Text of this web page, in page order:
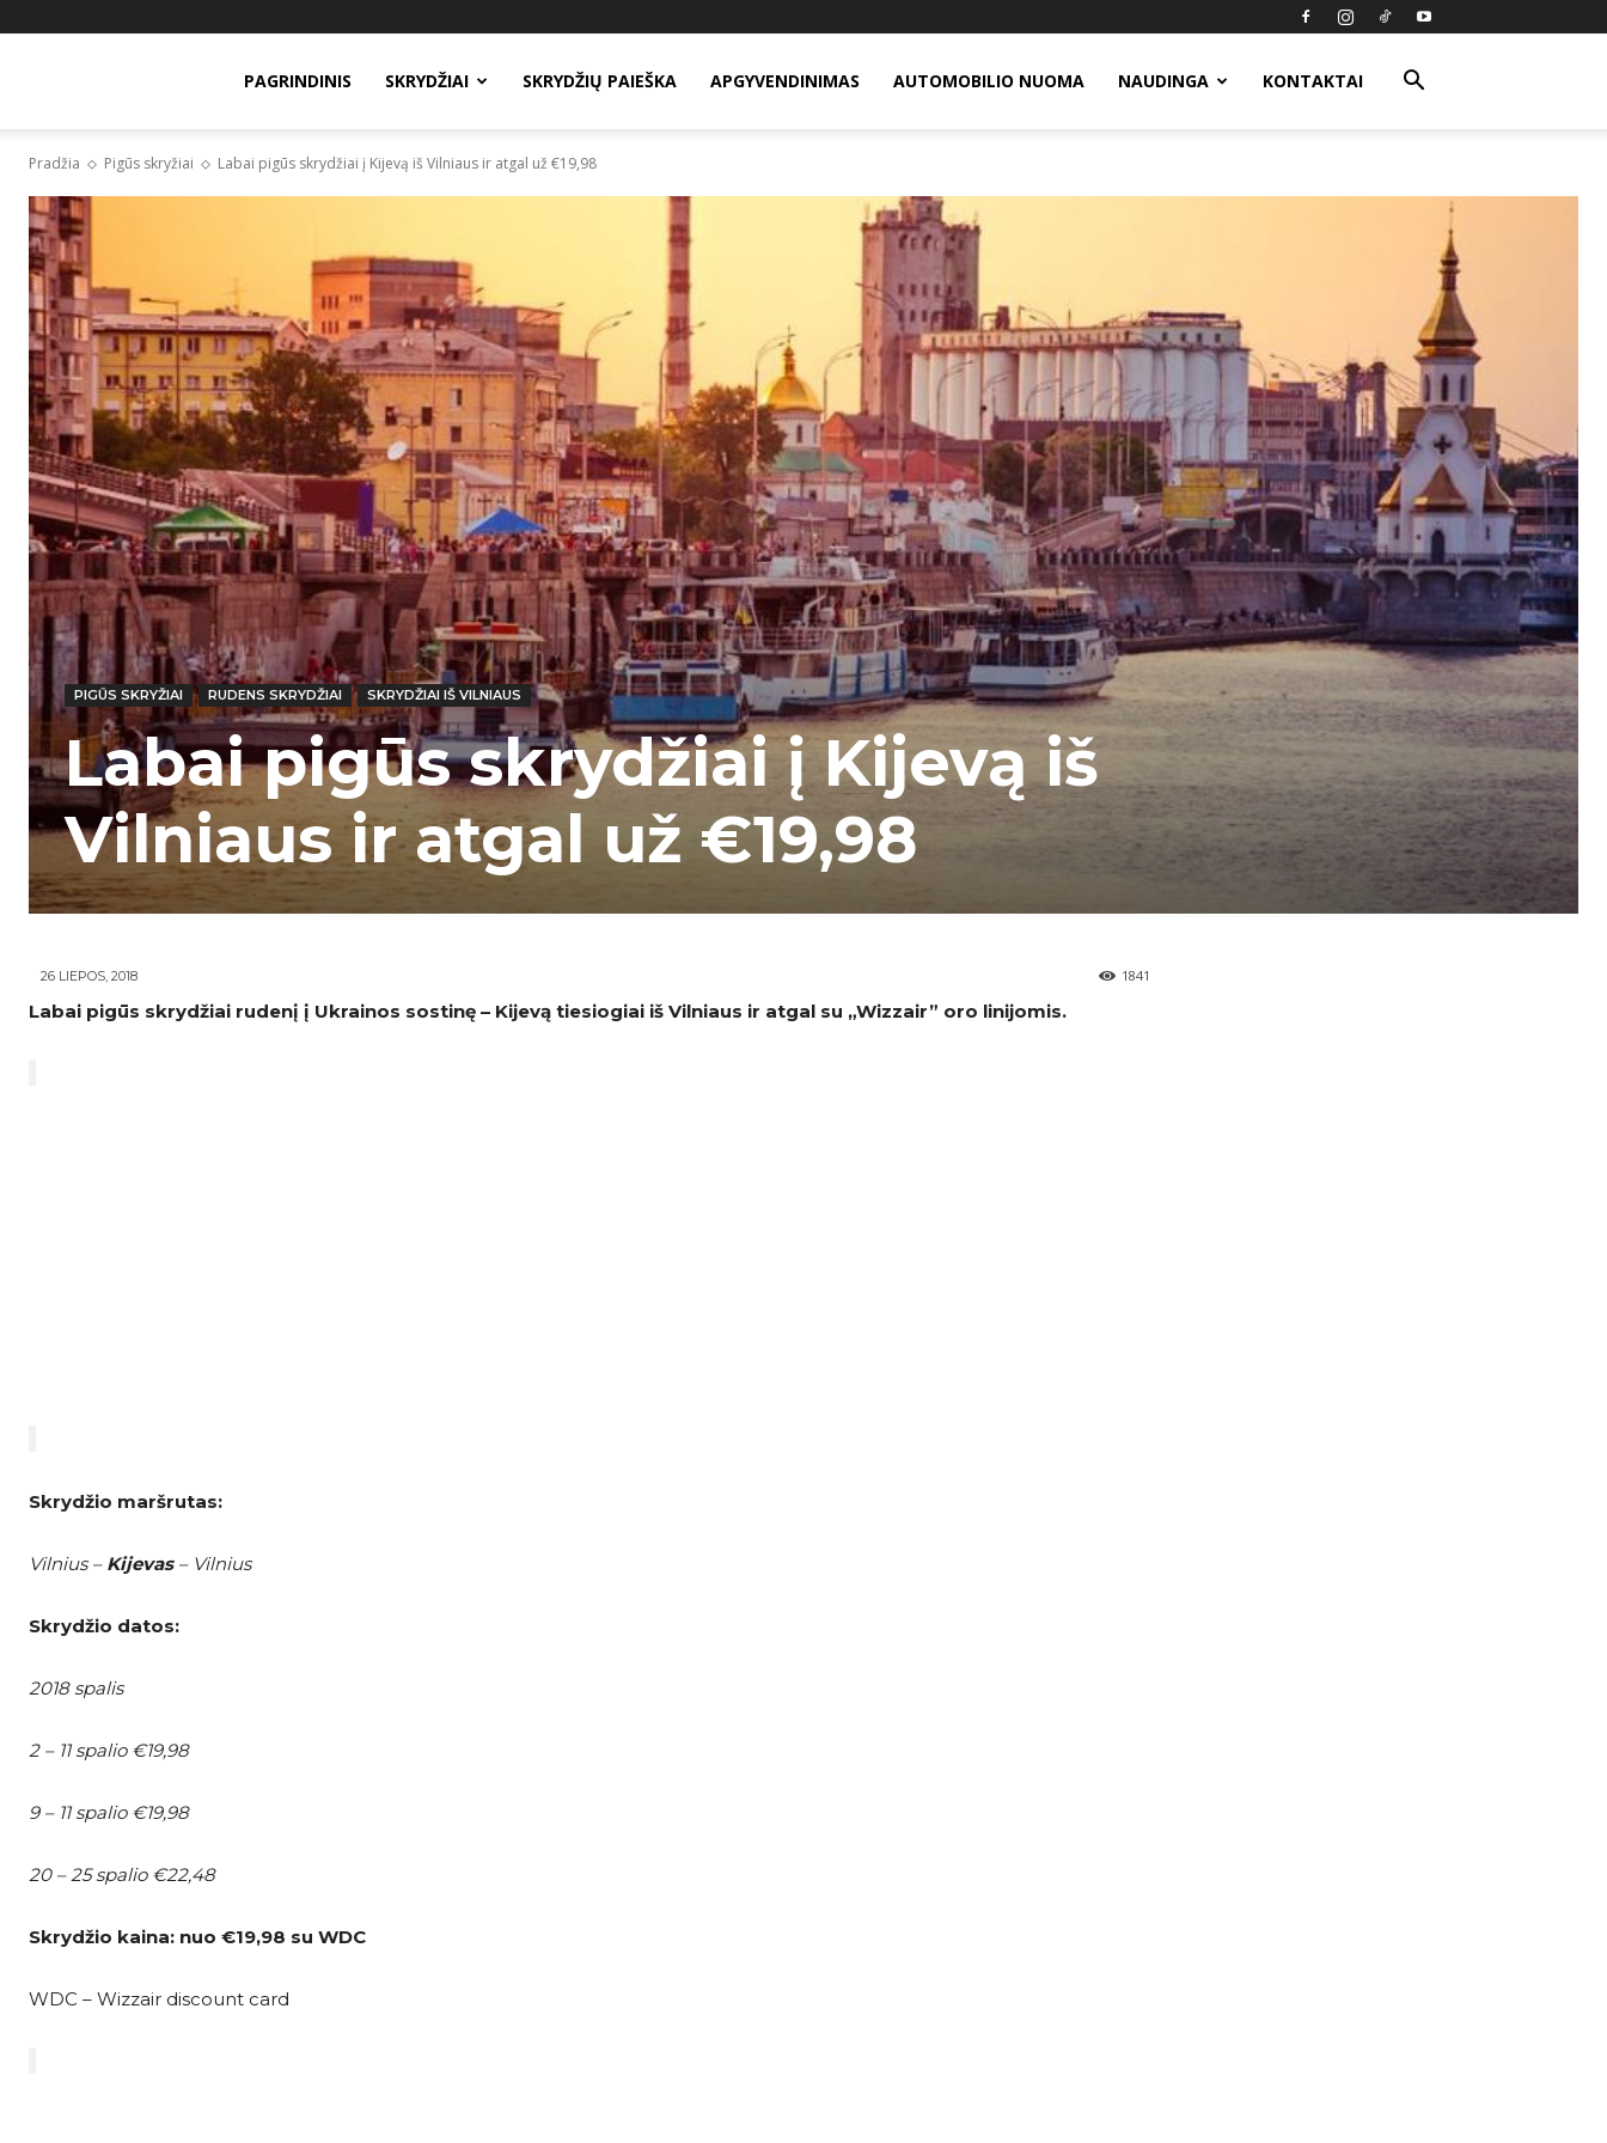
PAGRINDINIS SKRYDŽIAI SKRYDŽIŲ PAIEŠKA APGYVENDINIMAS AUTOMOBILIO NUOMA NAUDINGA KONTAKTAI
Pradžia Pigūs skryžiai Labai pigūs skrydžiai į Kijevą iš Vilniaus ir atgal už €19,98
PIGŪS SKRYŽIAI RUDENS SKRYDŽIAI SKRYDŽIAI IŠ VILNIAUS
Labai pigūs skrydžiai į Kijevą iš
Vilniaus ir atgal už €19,98
26 LIEPOS, 2018 1841
Labai pigūs skrydžiai rudenį į Ukrainos sostinę – Kijevą tiesiogiai iš Vilniaus ir atgal su „Wizzair” oro linijomis.
Skrydžio maršrutas:
Vilnius – Kijevas– Vilnius
Skrydžio datos:
2018 spalis
2 – 11 spalio €19,98
9 – 11 spalio €19,98
20 – 25 spalio €22,48
Skrydžio kaina: nuo €19,98 su WDC
WDC – Wizzair discount card